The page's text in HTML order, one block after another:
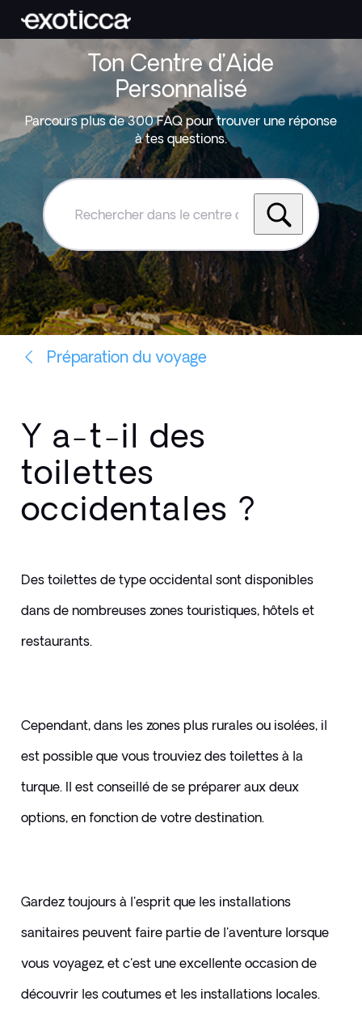
Ton Centre d’Aide
Personnalisé
Parcours plus de 300 FAQ pour trouver une réponse
à tes questions.
Rechercher
le
centre
d'aide
Exoticca
Préparation du voyage
Y a-t-il des
toilettes
occidentales ?
Des toilettes de type occidental sont disponibles
dans de nombreuses zones touristiques, hôtels et
restaurants.
Cependant, dans les zones plus rurales ou isolées, il
est possible que vous trouviez des toilettes à la
turque. Il est conseillé de se préparer aux deux
options, en fonction de votre destination.
Gardez toujours à l'esprit que les installations
sanitaires peuvent faire partie de l'aventure lorsque
vous voyagez, et c'est une excellente occasion de
découvrir les coutumes et les installations locales.